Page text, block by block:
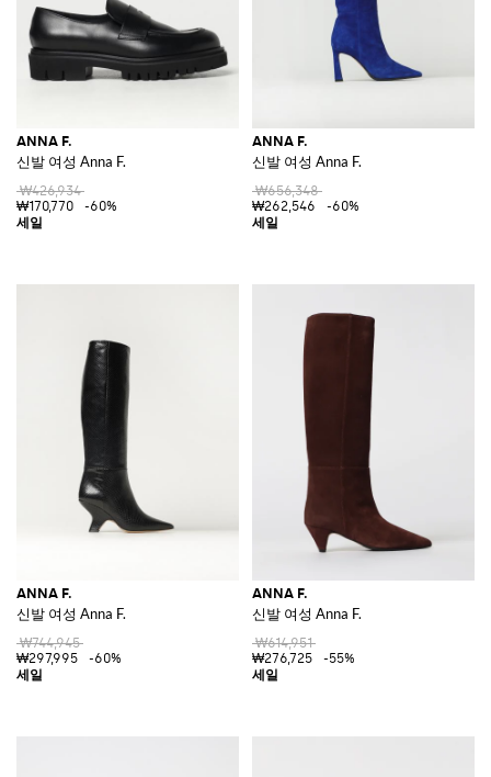
ANNA F.
신발 여성 Anna F.
₩426,934
₩170,770
-60%
ANNA F.
신발 여성 Anna F.
₩656,348
₩262,546
-60%
ANNA F.
신발 여성 Anna F.
₩744,945
₩297,995
-60%
ANNA F.
신발 여성 Anna F.
₩614,951
₩276,725
-55%